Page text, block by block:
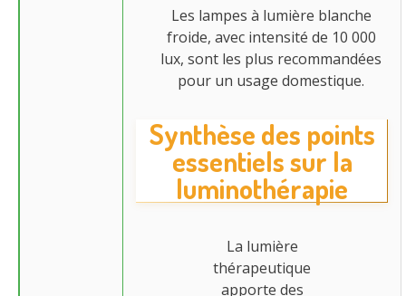
Les lampes à lumière blanche
froide, avec intensité de 10 000
lux, sont les plus recommandées
pour un usage domestique.
Synthèse des points
essentiels sur la
luminothérapie
La lumière
thérapeutique
apporte des